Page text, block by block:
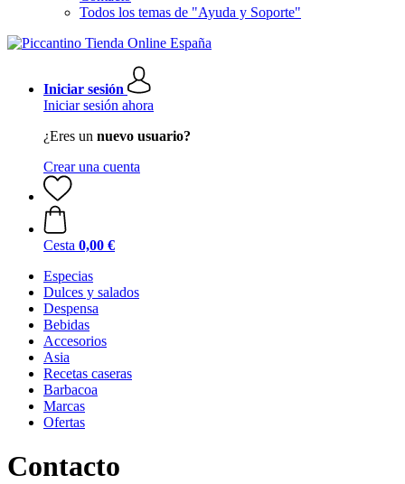
Todos los temas de "Ayuda y Soporte"
Iniciar sesión
Iniciar sesión ahora
¿Eres un nuevo usuario?
Crear una cuenta
Cesta 0,00 €
Especias
Dulces y salados
Despensa
Bebidas
Accesorios
Asia
Recetas caseras
Barbacoa
Marcas
Ofertas
Contacto